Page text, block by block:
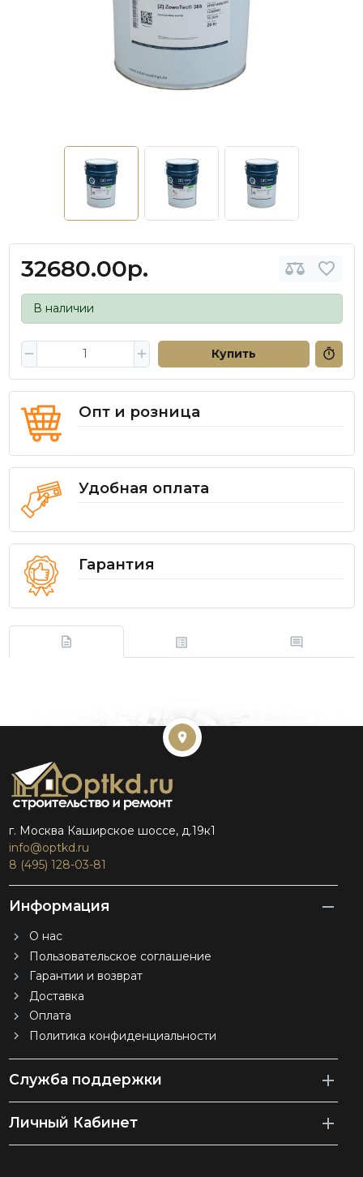
32680.00р.
В наличии
Купить
Опт и розница
Удобная оплата
Гарантия
г. Москва Каширское шоссе, д.19к1
info@optkd.ru
8 (495) 128-03-81
Информация
О нас
Пользовательское соглашение
Гарантии и возврат
Доставка
Оплата
Политика конфиденциальности
Служба поддержки
Личный Кабинет